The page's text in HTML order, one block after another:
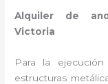
Alquiler de
Victoria
Para la
estructuras